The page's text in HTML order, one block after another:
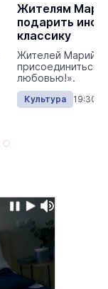
Жителям
подарить
классику
Жителей Марий
присоединиться
любовью!».
Культура 19:30